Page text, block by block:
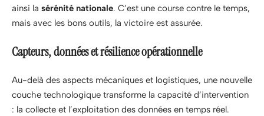
ainsi la sérénité nationale. C’est une course contre le temps,
mais avec les bons outils, la victoire est assurée.
Capteurs, données et résilience opérationnelle
Au-delà des aspects mécaniques et logistiques, une nouvelle
couche technologique transforme la capacité d’intervention
: la collecte et l’exploitation des données en temps réel.